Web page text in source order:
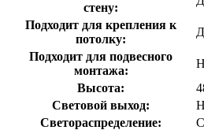
стену:
Подходит для крепления к
потолку:
Подходит для подвесного
монтажа:
Высота:
Световой выход:
Светораспределение: